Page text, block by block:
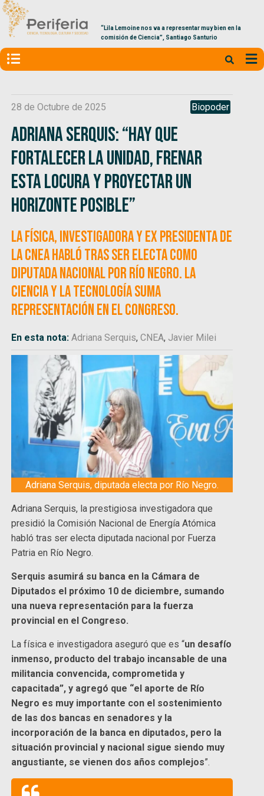
“Lila Lemoine nos va a representar muy bien en la
comisión de Ciencia”, Santiago Santurio
28 de Octubre de 2025 Biopoder
Adriana Serquis: “Hay que
fortalecer la unidad, frenar
esta locura y proyectar un
horizonte posible”
La física, investigadora y ex presidenta de
la CNEA habló tras ser electa como
diputada nacional por Río Negro. La
ciencia y la tecnología suma
representación en el Congreso.
En esta nota:Adriana Serquis,CNEA, Javier Milei
Adriana Serquis, diputada electa por Río Negro.
Adriana Serquis, la prestigiosa investigadora que
presidió la Comisión Nacional de Energía Atómica
habló tras ser electa diputada nacional por Fuerza
Patria en Río Negro.
Serquis asumirá su banca en la Cámara de
Diputados el próximo 10 de diciembre, sumando
una nueva representación para la fuerza
provincial en el Congreso.
La física e investigadora aseguró que es “un desafío
inmenso, producto del trabajo incansable de una
militancia convencida, comprometida y
capacitada”, y agregó que “el aporte de Río
Negro es muy importante con el sostenimiento
de las dos bancas en senadores y la
incorporación de la banca en diputados, pero la
situación provincial y nacional sigue siendo muy
angustiante, se vienen dos años complejos”.